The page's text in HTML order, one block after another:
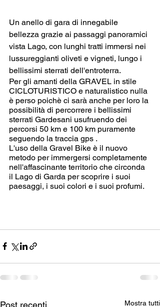
Un anello di gara di innegabile
bellezza grazie ai passaggi panoramici
vista Lago, con lunghi tratti immersi nei
lussureggianti oliveti e vigneti, lungo i
bellissimi sterrati dell'entroterra.
Per gli amanti della GRAVEL in stile
CICLOTURISTICO e naturalistico nulla
è perso poichè ci sarà anche per loro la
possibilità di percorrere i bellissimi
sterrati Gardesani usufruendo dei
percorsi 50 km e 100 km puramente
seguendo la traccia gps .
L'uso della Gravel Bike è il nuovo
metodo per immergersi completamente
nell'affascinante territorio che circonda
il Lago di Garda per scoprire i suoi
paesaggi, i suoi colori e i suoi profumi.
Post recenti Mostra tutti